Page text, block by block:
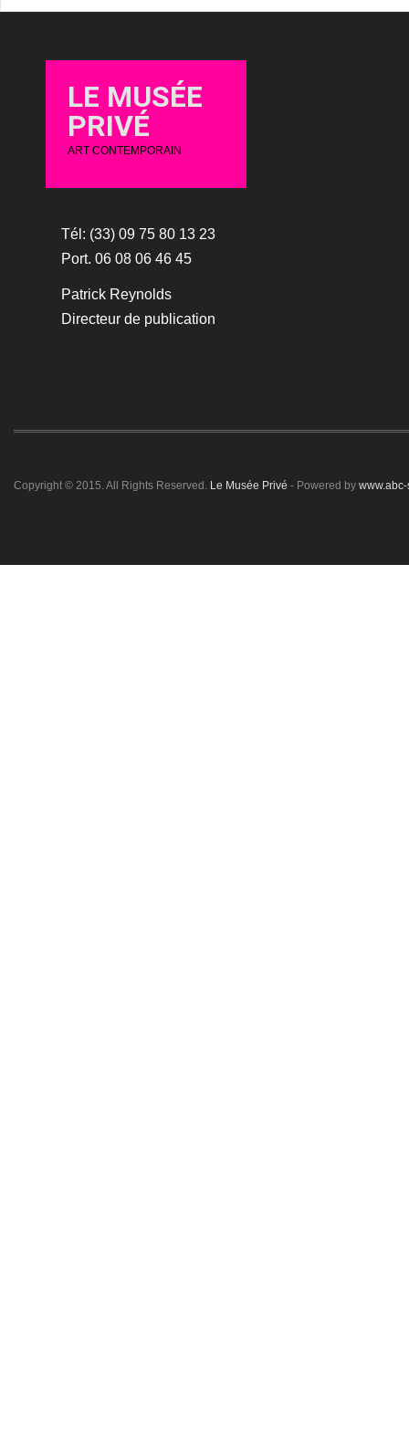
LE MUSÉE
PRIVÉ
ART CONTEMPORAIN
Tél: (33) 09 75 80 13 23
Port. 06 08 06 46 45
Patrick Reynolds
Directeur de publication
Copyright © 2015. All Rights Reserved. Le Musée Privé - Powered by